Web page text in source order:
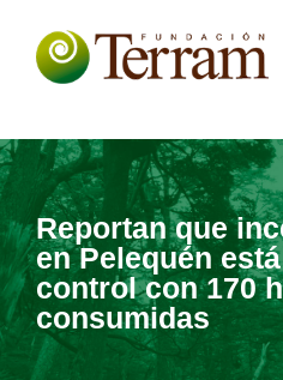
Reportan que
en Pelequén
control con 170
consumidas